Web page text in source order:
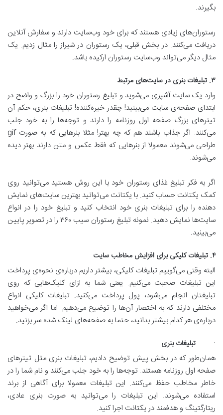
بگیرند.
رستوران‌های زیادی هستند که برای خود وب‌سایت دارند و سفارش آنلاین
دریافت می‌کنند. در بخش قبلی، یک رستوران در شیراز را مثال زدیم. یک
مثال دیگر می‌تواند وب‌سایت رستوران ارکیده باشد.
۳. تبلیغات بنری در سایت‌های مرتبط
وارد یک سایت آشپزی می‌شوید و تبلیغ رستوران خود را بزرگ و واضح در
ابتدای صفحه‌ی سایت می‌بینید! چقدر خیره‌کننده! تبلیغات بنری، حکم آن
تیترهای بزرگ صفحه اول روزنامه را دارند و توجه‌ها را به خود جلب
می‌کنند. اگر جذاب باشند هم که چه بهتر! مثلا بنرهایی که به صورت gif
طراحی می‌شوند معمولا از بنرهایی که فقط عکس و متن دارند بهتر دیده
می‌شوند.
اگر به فکر تبلیغ غذای رستوران خود با این روش هستید می‌توانید روی
کمک یکتانت حساب کنید. با یکتانت می‌توانید بهترین سایت‌های نمایش
دهنده را برای تبلیغات بنری خود انتخاب کنید و تبلیغ خود را در انواع
سایت‌ها نمایش دهید. نمونه تبلیغ رستوران سیب ۳۶۰ را در تصویر پایین
می‌بینید.
۴. تبلیغات کلیکی برای افزایش مخاطب سایت
البته وقتی می‌گوییم تبلیغات کلیکی، بیشتر داریم درباره‌ی نحوه‌ی پرداخت
این تبلیغات صحبت می‌کنیم. یعنی شما به ازای کلیک‌هایی که روی
تبلیغتان انجام می‌شود، پول پرداخت می‌کنید. تبلیغات کلیکی انواع
مختلفی دارند که به اختصار آن‌ها را توضیح می‌دهیم. اما اگر می‌خواهید
درباره‌ی هر کدام بیشتر بدانید، حتما به صفحه‌های لینک شده سر بزنید.
· تبلیغات بنری
همان‌طور که در بخش پیش توضیح دادیم، تبلیغات بنری مثل تیتر‌های
صفحه اول روزنامه هستند. توجه‌ها را به خود جلب می‌کنند و نام شما را در
خاطر مخاطب حفظ می‌کنند. این تبلیغات معمولا برای آگاهی از برند
استفاده می‌شوند. این تبلیغات را می‌توانید به صورت بنری عادی،
ریتارگتینگ و هدفمند در یکتانت اجرا کنید.